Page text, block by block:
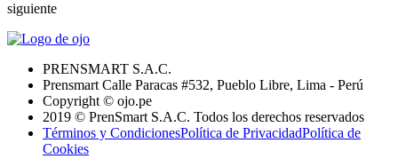
siguiente
PRENSMART S.A.C.
Prensmart Calle Paracas #532, Pueblo Libre, Lima - Perú
Copyright © ojo.pe
2019 © PrenSmart S.A.C. Todos los derechos reservados
Términos y CondicionesPolítica de PrivacidadPolítica de
Cookies